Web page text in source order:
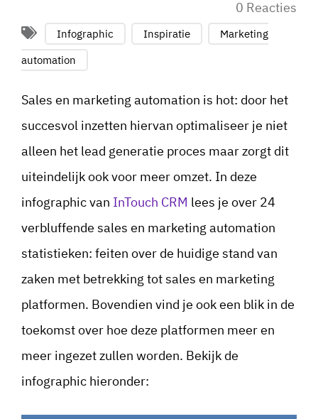
0 Reacties
Infographic Inspiratie
Marketing
automation
Sales en marketing automation is hot: door het
succesvol inzetten hiervan optimaliseer je niet
alleen het lead generatie proces maar zorgt dit
uiteindelijk ook voor meer omzet. In deze
infographic van InTouch CRM lees je over 24
verbluffende sales en marketing automation
statistieken: feiten over de huidige stand van
zaken met betrekking tot sales en marketing
platformen. Bovendien vind je ook een blik in de
toekomst over hoe deze platformen meer en
meer ingezet zullen worden. Bekijk de
infographic hieronder: